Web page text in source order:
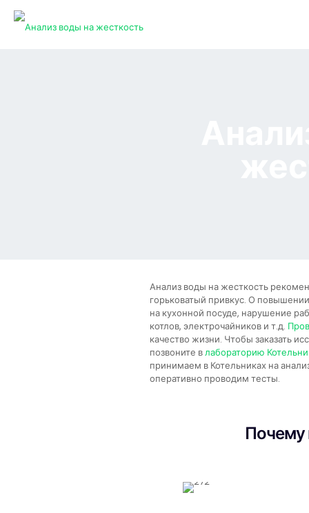
Анализ воды на жесткость
горьковатый привкус. О
на кухонной посуде, нарушение
котлов, электрочайников и т.д.
качество жизни. Чтобы заказать
позвоните влабораторию
принимаем в Котельниках на
оперативно проводим тесты.
Почему